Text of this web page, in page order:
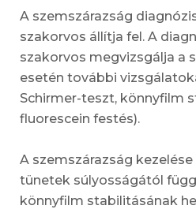
A szemszárazság
szakorvos állítja fel. A
szakorvos megvizsgálja a
esetén további
Schirmer-teszt, könnyfilm
fluorescein festés).
A szemszárazság
tünetek súlyosságától
könnyfilm stabilitásának